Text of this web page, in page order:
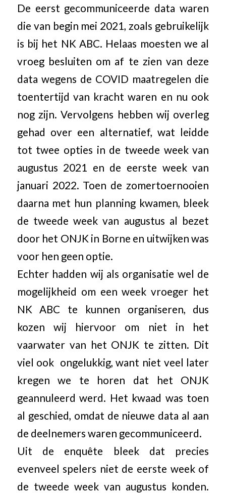
De eerst gecommuniceerde data waren
die van begin mei 2021, zoals gebruikelijk
is bij het NK ABC. Helaas moesten we al
vroeg besluiten om af te zien van deze
data wegens de COVID maatregelen die
toentertijd van kracht waren en nu ook
nog zijn. Vervolgens hebben wij overleg
gehad over een alternatief, wat leidde
tot twee opties in de tweede week van
augustus 2021 en de eerste week van
januari 2022. Toen de zomertoernooien
daarna met hun planning kwamen, bleek
de tweede week van augustus al bezet
door het ONJK in Borne en uitwijken was
voor hen geen optie.
Echter hadden wij als organisatie wel de
mogelijkheid om een week vroeger het
NK ABC te kunnen organiseren, dus
kozen wij hiervoor om niet in het
vaarwater van het ONJK te zitten. Dit
viel ook ongelukkig, want niet veel later
kregen we te horen dat het ONJK
geannuleerd werd. Het kwaad was toen
al geschied, omdat de nieuwe data al aan
de deelnemers waren gecommuniceerd.
Uit de enquête bleek dat precies
evenveel spelers niet de eerste week of
de tweede week van augustus konden.